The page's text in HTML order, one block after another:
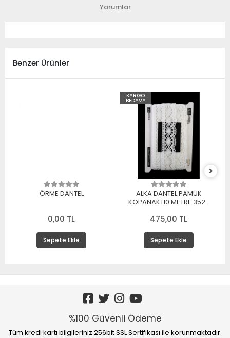
Yorumlar
Benzer Ürünler
ÖRME DANTEL
0,00 TL
Sepete Ekle
KARGO
BEDAVA
ALKA DANTEL PAMUK
KOPANAKİ 10 METRE 3520
475,00 TL
Sepete Ekle
%100 Güvenli Ödeme
Tüm kredi kartı bilgileriniz 256bit SSL Sertifikası ile korunmaktadır.